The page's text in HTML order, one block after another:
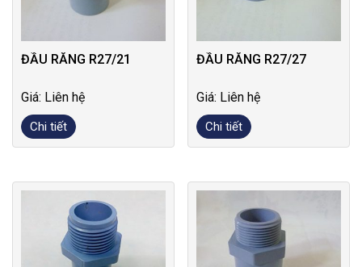
ĐẦU RĂNG R27/21
Giá: Liên hệ
Chi tiết
ĐẦU RĂNG R27/27
Giá: Liên hệ
Chi tiết